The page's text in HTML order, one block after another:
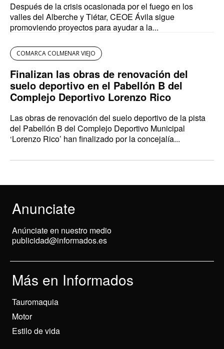
Después de la crisis ocasionada por el fuego en los
valles del Alberche y Tiétar, CEOE Ávila sigue
promoviendo proyectos para ayudar a la...
COMARCA COLMENAR VIEJO
Finalizan las obras de renovación del
suelo deportivo en el Pabellón B del
Complejo Deportivo Lorenzo Rico
Las obras de renovación del suelo deportivo de la pista
del Pabellón B del Complejo Deportivo Municipal
‘Lorenzo Rico’ han finalizado por la concejalía...
Anunciate
Anúnciate en nuestro medio
publicidad@informados.es
Más en Informados
Tauromaquia
Motor
Estilo de vida